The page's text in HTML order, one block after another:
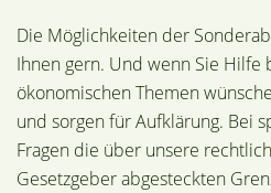
Die Möglichkeiten der
Ihnen gern. Und wenn Sie
ökonomischen Themen
und sorgen für Aufklärung. Bei
Fragen die über unsere
Gesetzgeber abgesteckten